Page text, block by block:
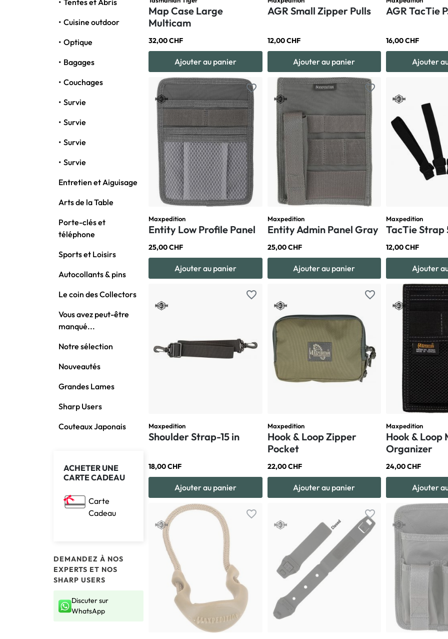
Tentes et Abris
Cuisine outdoor
Optique
Bagages
Couchages
Survie
Survie
Survie
Survie
Entretien et Aiguisage
Arts de la Table
Porte-clés et
téléphone
Sports et Loisirs
Autocollants & pins
Le coin des Collectors
Vous avez peut-être
manqué...
Notre sélection
Nouveautés
Grandes Lames
Sharp Users
Couteaux Japonais
ACHETER UNE
CARTE CADEAU
Carte
Cadeau
DEMANDEZ À NOS
EXPERTS ET NOS
SHARP USERS
Discuter sur
WhatsApp
Map Case Large
Multicam
32,00 CHF
Ajouter au panier
AGR Small Zipper Pulls
12,00 CHF
Ajouter au panier
AGR TacTie
16,00 CHF
Ajouter
favorite_border
Maxpedition
Entity Low Profile Panel
25,00 CHF
Ajouter au panier
favorite_border
Maxpedition
Entity Admin Panel Gray
25,00 CHF
Ajouter au panier
Maxpedition
TacTie Strap
12,00 CHF
Ajouter
favorite_border
Maxpedition
Shoulder Strap-15 in
18,00 CHF
Ajouter au panier
favorite_border
Maxpedition
Hook & Loop Zipper
Pocket
22,00 CHF
Ajouter au panier
Maxpedition
Hook & Loop
Organizer
24,00 CHF
Ajouter
favorite_border favorite_border